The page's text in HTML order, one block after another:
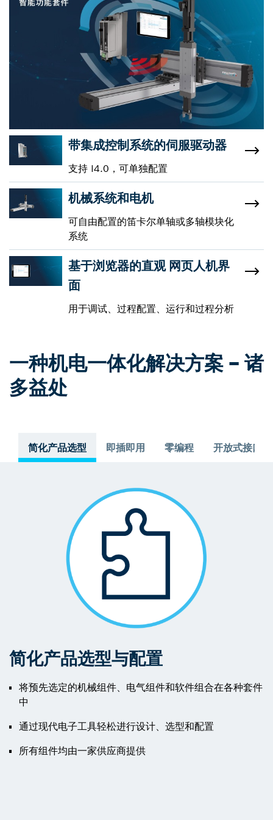
带集成控制系统的伺服驱动器
支持 I4.0，可单独配置
机械系统和电机
可自由配置的笛卡尔单轴或多轴模块化
系统
基于浏览器的直观 网页人机界
面
用于调试、过程配置、运行和过程分析
一种机电一体化解决方案 – 诸
多益处
简化产品选型 即插即用 零编程 开放式接口
简化产品选型与配置
将预先选定的机械组件、电气组件和软件组合在各种套件
中
通过现代电子工具轻松进行设计、选型和配置
所有组件均由一家供应商提供